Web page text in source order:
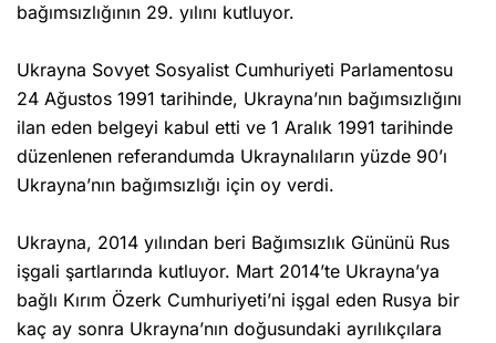
bağımsızlığının 29. yılını kutluyor.
Ukrayna Sovyet Sosyalist Cumhuriyeti Parlamentosu
24 Ağustos 1991 tarihinde, Ukrayna’nın bağımsızlığını
ilan eden belgeyi kabul etti ve 1 Aralık 1991 tarihinde
düzenlenen referandumda Ukraynalıların yüzde 90’ı
Ukrayna’nın bağımsızlığı için oy verdi.
Ukrayna, 2014 yılından beri Bağımsızlık Gününü Rus
işgali şartlarında kutluyor. Mart 2014’te Ukrayna’ya
bağlı Kırım Özerk Cumhuriyeti’ni işgal eden Rusya bir
kaç ay sonra Ukrayna’nın doğusundaki ayrılıkçılara